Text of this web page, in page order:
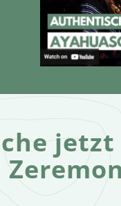
jetzt